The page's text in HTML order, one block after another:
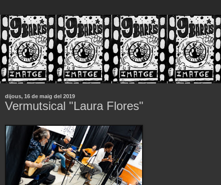
dijous, 16 de maig del 2019
Vermutsical "Laura Flores"